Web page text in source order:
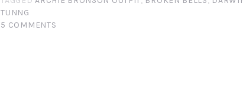
TUNNG
5 COMMENTS